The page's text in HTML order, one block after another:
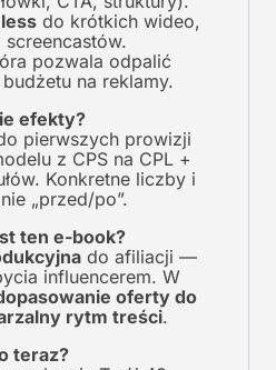
do krótkich wideo,
pozwala odpalić
na reklamy.
efekty?
pierwszych prowizji
z CPS na CPL +
Konkretne liczby i
„przed/po”.
ten e-book?
do afiliacji —
influencerem. W
oferty do
rytm treści.
teraz?